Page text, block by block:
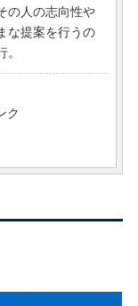
の人の志向性や
な提案を行うの
ク